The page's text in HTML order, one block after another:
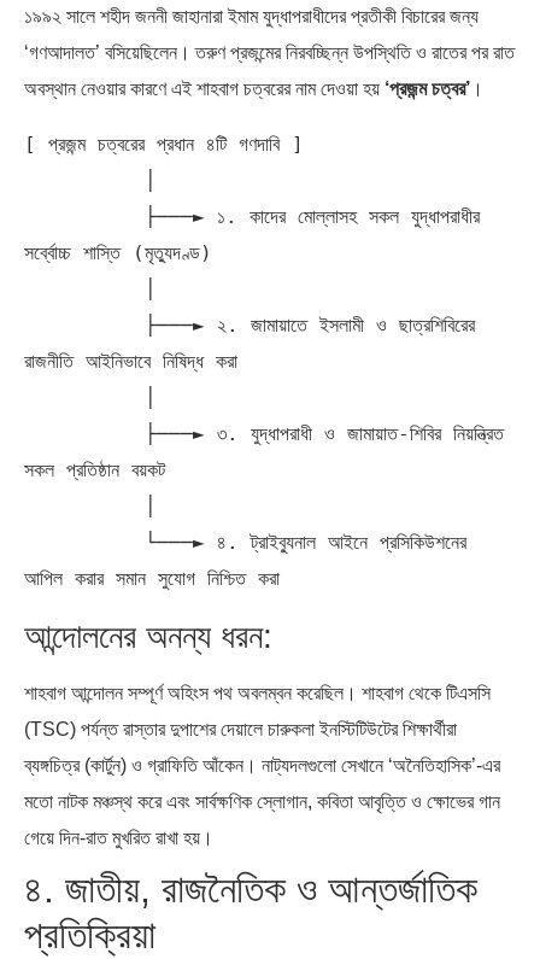
১৯৯২ সালে শহীদ জননী জাহানারা ইমাম যুদ্ধাপরাধীদের প্রতীকী বিচারের জন্য
‘গণআদালত’ বসিয়েছিলেন। তরুণ প্রজন্মের নিরবচ্ছিন্ন উপস্থিতি ও রাতের পর রাত
অবস্থান নেওয়ার কারণে এই শাহবাগ চত্বরের নাম দেওয়া হয় ‘প্রজন্ম চত্বর’ ।
[ প্রজন্ম চত্বরের প্রধান ৪টি গণদাবি ]
সর্ব্বোচ্চ শাস্তি (মৃত্যুদণ্ড)
রাজনীতি আইনিভাবে নিষিদ্ধ করা
সকল প্রতিষ্ঠান বয়কট
আন্দোলনের অনন্য ধরন:
শাহবাগ আন্দোলন সম্পূর্ণ অহিংস পথ অবলম্বন করেছিল। শাহবাগ থেকে টিএসসি
(TSC) পর্যন্ত রাস্তার দুপাশের দেয়ালে চারুকলা ইনস্টিটিউটের শিক্ষার্থীরা
ব্যঙ্গচিত্র (কার্টুন) ও গ্রাফিতি আঁকেন। নাট্যদলগুলো সেখানে ‘অনৈতিহাসিক’-এর
মতো নাটক মঞ্চস্থ করে এবং সার্বক্ষণিক স্লোগান, কবিতা আবৃত্তি ও ক্ষোভের গান
গেয়ে দিন-রাত মুখরিত রাখা হয়।
৪. জাতীয়, রাজনৈতিক ও আন্তর্জাতিক
প্রতিক্রিয়া